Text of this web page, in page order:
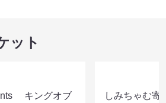
ット
キングオブ
しみちゃむ